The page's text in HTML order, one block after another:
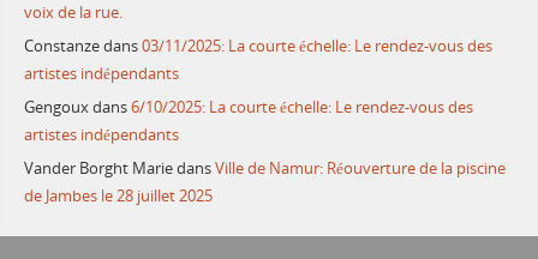
voix de la rue.
Constanzedans03/11/2025: La courte échelle: Le rendez-vous des
artistes indépendants
Gengouxdans6/10/2025: La courte échelle: Le rendez-vous des
artistes indépendants
Vander Borght MariedansVille de Namur: Réouverture de la piscine
de Jambes le 28 juillet 2025